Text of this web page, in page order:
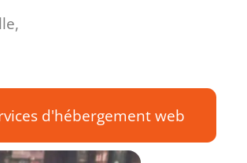
d'hébergement web